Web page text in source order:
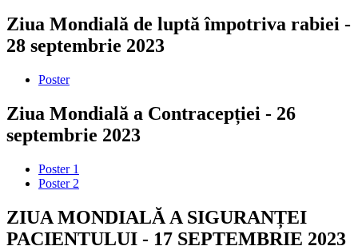
Ziua Mondială de luptă împotriva rabiei -
28 septembrie 2023
Poster
Ziua Mondială a Contracepției - 26
septembrie 2023
Poster 1
Poster 2
ZIUA MONDIALĂ A SIGURANȚEI
PACIENTULUI - 17 SEPTEMBRIE 2023